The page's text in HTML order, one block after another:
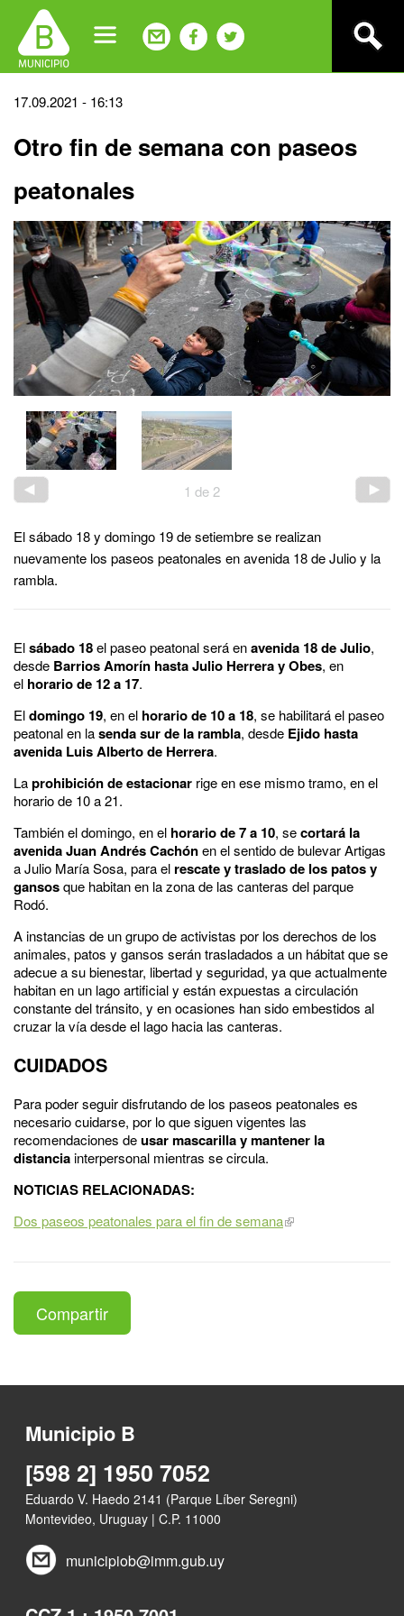
navigation
Back
top
17.09.2021 - 16:13
Otro fin de semana con paseos
peatonales
1 de 2
El sábado 18 y domingo 19 de setiembre se realizan
nuevamente los paseos peatonales en avenida 18 de Julio y la
rambla.
Elsábado 18el paseo peatonal será enavenida 18 de Julio,
desde Barrios Amorín hasta Julio Herrera y Obes, en
el horario de 12 a 17.
Eldomingo 19, en el horario de 10 a 18, se habilitará el paseo
peatonal en lasenda sur de la rambla, desde Ejido hasta
avenida Luis Alberto de Herrera.
Laprohibición de estacionar rige en ese mismo tramo, en el
horario de 10 a 21.
También el domingo, en el horario de 7 a 10, secortará la
avenida Juan Andrés Cachónen el sentido de bulevar Artigas
a Julio María Sosa, para el rescate y traslado de los patos y
gansosque habitan en la zona de las canteras del parque
Rodó.
A instancias de un grupo de activistas por los derechos de los
animales, patos y gansos serán trasladados a un hábitat que se
adecue a su bienestar, libertad y seguridad, ya que actualmente
habitan en un lago artificial y están expuestas a circulación
constante del tránsito, y en ocasiones han sido embestidos al
cruzar la vía desde el lago hacia las canteras.
CUIDADOS
Para poder seguir disfrutando de los paseos peatonales es
necesario cuidarse, por lo que siguen vigentes las
recomendaciones deusar mascarilla y mantener la
distanciainterpersonal mientras se circula.
NOTICIAS RELACIONADAS:
Dos paseos peatonales para el fin de semana
Compartir
Municipio B
[598 2] 1950 7052
Eduardo V. Haedo 2141 (Parque Líber Seregni)
Montevideo, Uruguay | C.P. 11000
municipiob@imm.gub.uy